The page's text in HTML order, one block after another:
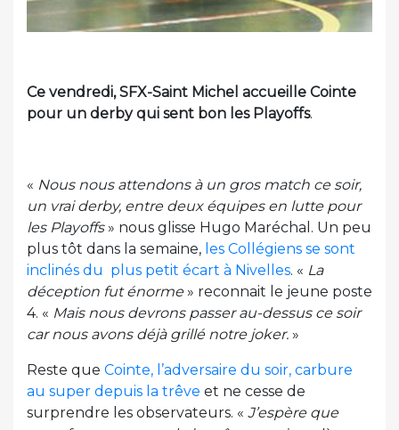
Ce vendredi, SFX-Saint Michel accueille Cointe
pour un derby qui sent bon les Playoffs.
« Nous nous attendons à un gros match ce soir,
un vrai derby, entre deux équipes en lutte pour
les Playoffs» nous glisse Hugo Maréchal. Un peu
plus tôt dans la semaine, les Collégiens se sont
inclinés du plus petit écart à Nivelles. « La
déception fut énorme» reconnait le jeune poste
4. « Mais nous devrons passer au-dessus ce soir
car nous avons déjà grillé notre joker. »
Reste que Cointe, l’adversaire du soir, carbure
au super depuis la trêve et ne cesse de
surprendre les observateurs. « J’espère que